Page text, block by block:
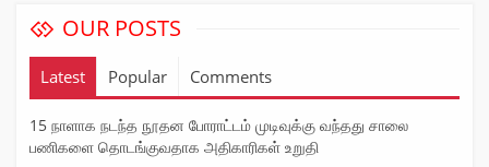
OUR POSTS
Latest Popular Comments
15 நாளாக நடந்த நூதன போராட்டம் முடிவுக்கு வந்தது சாலை
பணிகளை தொடங்குவதாக அதிகாரிகள் உறுதி